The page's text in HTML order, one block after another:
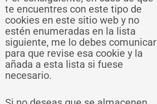
te encuentres con este tipo de
cookies en este sitio web y no
estén enumeradas en la lista
siguiente, me lo debes comunicar
para que revise esa cookie y la
añada a esta lista si fuese
necesario.